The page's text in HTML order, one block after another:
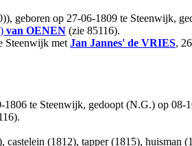
geboren op 27-06-1809 te Steenwijk,
van OENEN (zie 85116).
Steenwijk met Jan Jannes' de VRIES,
1806 te Steenwijk, gedoopt (N.G.) op
castelein (1812), tapper (1815), huisman